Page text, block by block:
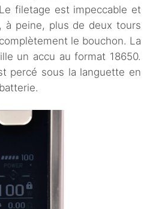
filetage est impeccable et
à peine, plus de deux tours
le bouchon. La
un accu au format 18650.
percé sous la languette en